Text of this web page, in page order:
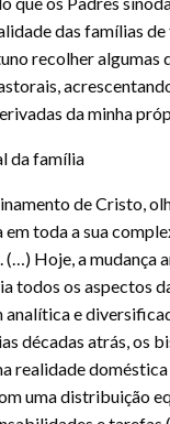
das famílias
recolher algumas
da minha
da família
de Cristo,
toda a sua
(…) Hoje, a mudança
todos os aspectos
analítica e
décadas atrás, os
realidade
uma distribuição